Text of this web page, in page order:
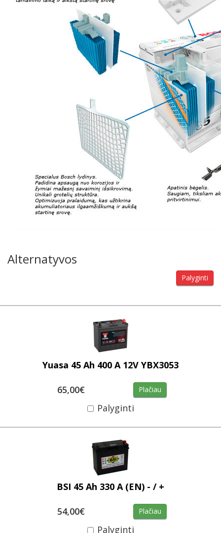
Alternatyvos
Palyginti
Yuasa 45 Ah 400 A 12V YBX3053
65,00€ Plačiau
Palyginti
BSI 45 Ah 330 A (EN) - / +
54,00€ Plačiau
Palyginti